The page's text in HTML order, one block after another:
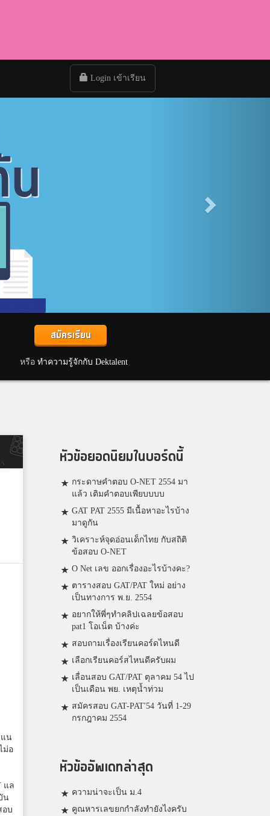
Login เข้าเรียน
สมัครเรียน
หรือ ทำความรู้จักกับ Dektalent
แน
ม่อ
แล
น
อบ
หัวข้อยอดนิยมในบอร์ดนี้
กระดาษคำตอบ O-NET 2554 มา
แล้ว เติมคำตอบเพียบบบบ
GAT PAT 2555 มีเนื้อหาอะไรบ้าง
มาดูกัน
วิเคราะห์จุดอ่อนเด็กไทย กับสถิติ
ข้อสอบ O-NET
O Net เลข ออกเรื่องอะไรบ้างคะ?
ตารางสอบ GAT/PAT ใหม่ อย่าง
เป็นทางการ พ.ย. 2554
อยากให้พี่ๆทำคลิปเฉลยข้อสอบ
pat1 โอเน็ต บ้างค่ะ
สอบถามเรื่องเรียนคอร์ดไหนดี
เลือกเรียนคอร์สไหนดีครับผม
เลื่อนสอบ GAT/PAT ตุลาคม 54 ไป
เป็นเดือน พย. เหตุน้ำท่วม
สมัครสอบ GAT-PAT'54 วันที่ 1-29
กรกฎาคม 2554
หัวข้ออัพเดทล่าสุด
ความน่าจะเป็น ม.4
คูณหารเลขยกกำลังทำยังไงครับ